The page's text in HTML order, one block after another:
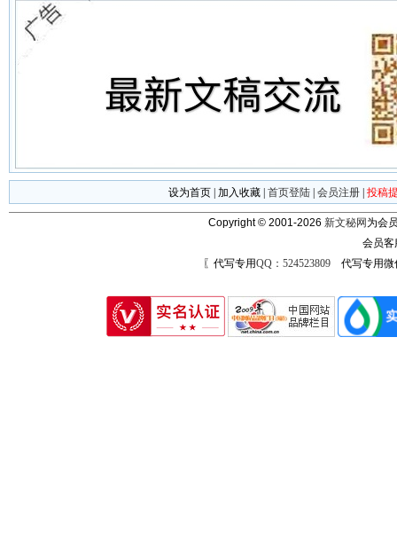
设为首页 加入收藏 首页登陆 会员注册 投稿
Copyright © 2001-2026 新文秘网 为会
会员
〖代写专用QQ：524523809代写专用微